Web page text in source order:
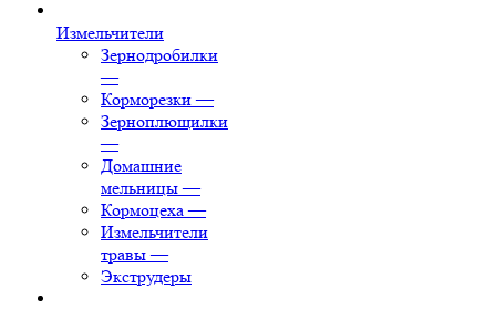
Измельчители
Зернодробилки
—
Корморезки —
Зерноплющилки
—
Домашние
мельницы —
Кормоцеха —
Измельчители
травы —
Экструдеры